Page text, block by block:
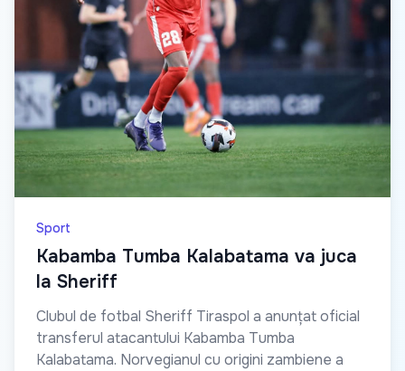
Sport
Kabamba Tumba Kalabatama va juca
la Sheriff
Clubul de fotbal Sheriff Tiraspol a anunțat oficial
transferul atacantului Kabamba Tumba
Kalabatama. Norvegianul cu origini zambiene a